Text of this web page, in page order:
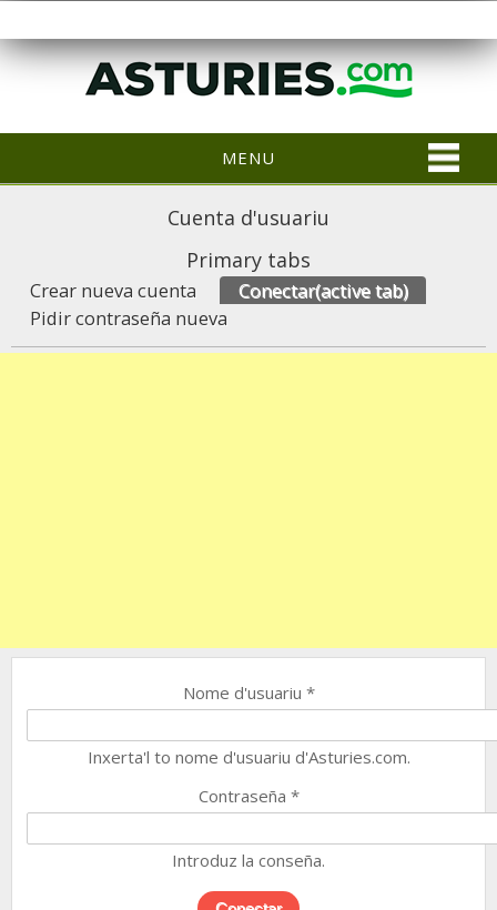
MENU
Cuenta d'usuariu
Primary tabs
Crear nueva cuenta Conectar(active tab)
Pidir contraseña nueva
Nome d'usuariu *
Inxerta'l to nome d'usuariu d'Asturies.com.
Contraseña *
Introduz la conseña.